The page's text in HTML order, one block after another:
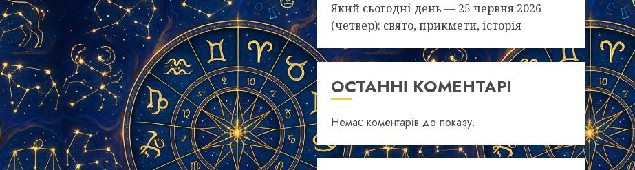
Який сьогодні день — 25 червня 2026
(четвер): свято, прикмети, історія
ОСТАННІ КОМЕНТАРІ
Немає коментарів до показу.